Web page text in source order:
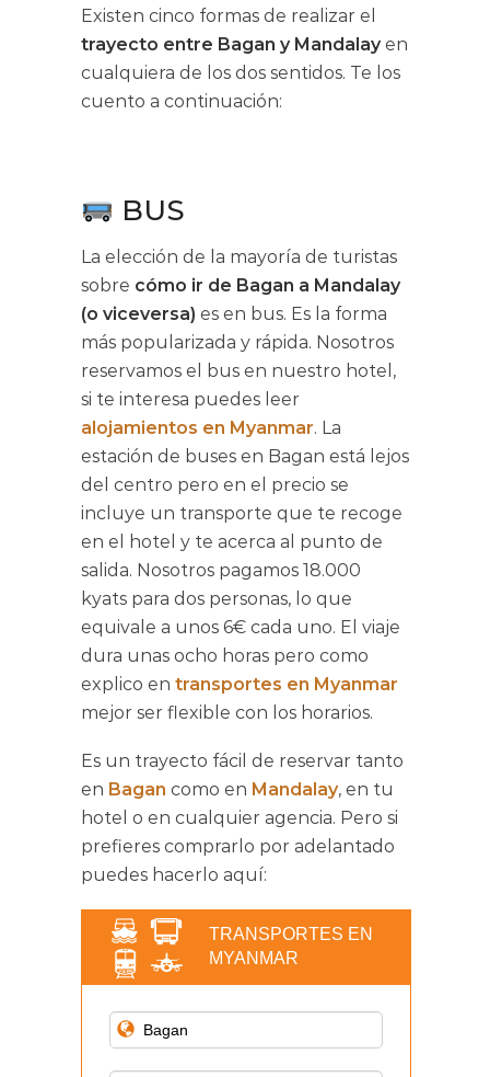
Existen cinco formas de realizar el
trayecto entre Bagan y Mandalayen
cualquiera de los dos sentidos. Te los
cuento a continuación:
BUS
La elección de la mayoría de turistas
sobre cómo ir de Bagan a Mandalay
(o viceversa) es en bus. Es la forma
más popularizada y rápida. Nosotros
reservamos el bus en nuestro hotel,
si te interesa puedes leer
alojamientos en Myanmar. La
estación de buses en Bagan está lejos
del centro pero en el precio se
incluye un transporte que te recoge
en el hotel y te acerca al punto de
salida. Nosotros pagamos 18.000
kyats para dos personas, lo que
equivale a unos 6€ cada uno. El viaje
dura unas ocho horas pero como
explico en transportes en Myanmar
mejor ser flexible con los horarios.
Es un trayecto fácil de reservar tanto
en Bagan como en Mandalay, en tu
hotel o en cualquier agencia. Pero si
prefieres comprarlo por adelantado
puedes hacerlo aquí:
TRANSPORTES EN
MYANMAR